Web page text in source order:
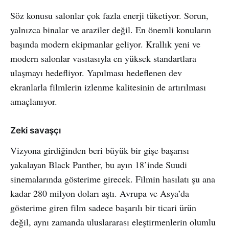
Söz konusu salonlar çok fazla enerji tüketiyor. Sorun,
yalnızca binalar ve araziler değil. En önemli konuların
başında modern ekipmanlar geliyor. Krallık yeni ve
modern salonlar vasıtasıyla en yüksek standartlara
ulaşmayı hedefliyor. Yapılması hedeflenen dev
ekranlarla filmlerin izlenme kalitesinin de artırılması
amaçlanıyor.
Zeki savaşçı
Vizyona girdiğinden beri büyük bir gişe başarısı
yakalayan Black Panther, bu ayın 18’inde Suudi
sinemalarında gösterime girecek. Filmin hasılatı şu ana
kadar 280 milyon doları aştı. Avrupa ve Asya’da
gösterime giren film sadece başarılı bir ticari ürün
değil, aynı zamanda uluslararası eleştirmenlerin olumlu